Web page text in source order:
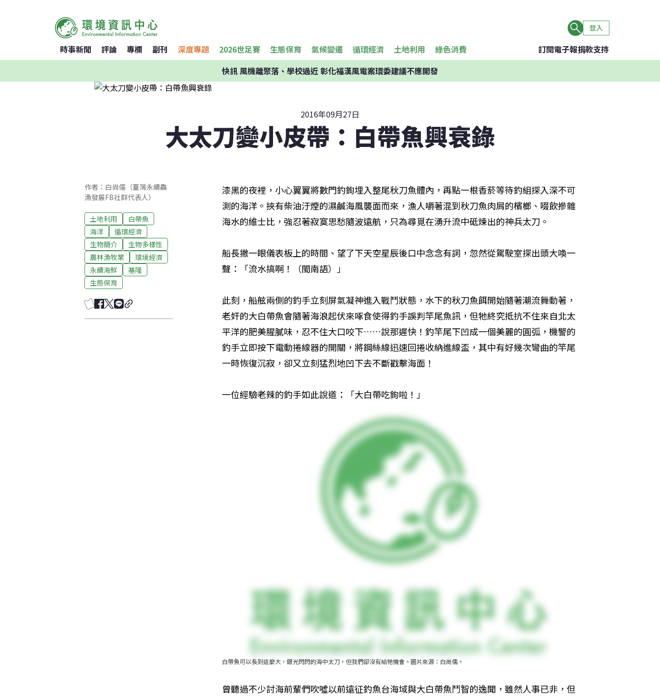
登入
時事新聞 評論 專欄 副刊 深度專題 2026世足賽 生態保育 氣候變遷 循環經濟 土地利用 綠色消費 訂閱電子報捐款支持
快訊風機離聚落、學校過近 彰化福漢風電案環委建議不應開發
2016年09月27日
大太刀變小皮帶：白帶魚興衰錄
作者：白尚儒（臺灣永續鱻
漁發展FB社群代表人）
土地利用
白帶魚
海洋
循環經濟
生物簡介
生物多樣性
農林漁牧業
環境經濟
永續海鮮
基隆
生態保育
漆黑的夜裡，小心翼翼將數門釣鉤埋入整尾秋刀魚體內，再點一根香菸等待釣組探入深不可
測的海洋。挾有柴油汙煙的濕鹹海風襲面而來，漁人嚼著混到秋刀魚肉屑的檳榔、啜飲摻雜
海水的維士比，強忍著寂寞思愁隨波遠航，只為尋覓在湧升流中砥煉出的神兵太刀。
船長撇一眼儀表板上的時間、望了下天空星辰後口中念念有詞，忽然從駕駛室探出頭大喚一
聲：「流水搞啊！（閩南語）」
此刻，船舷兩側的釣手立刻屏氣凝神進入戰鬥狀態，水下的秋刀魚餌開始隨著潮流舞動著，
老奸的大白帶魚會隨著海浪起伏來啄食使得釣手誤判竿尾魚訊，但牠終究抵抗不住來自北太
平洋的肥美腥膩味，忍不住大口咬下……說那遲快！釣竿尾下凹成一個美麗的圓弧，機警的
釣手立即按下電動捲線器的開關，將鋼絲線迅速回捲收納進線盃，其中有好幾次彎曲的竿尾
一時恢復沉寂，卻又立刻猛烈地凹下去不斷戳擊海面！
一位經驗老辣的釣手如此說道：「大白帶吃鉤啦！」
白帶魚可以長到這麼大，銀光閃閃的海中太刀，但我們卻沒有給牠機會。圖片來源：白尚儒。
曾聽過不少討海前輩們吹噓以前遠征釣魚台海域與大白帶魚鬥智的逸聞，雖然人事已非，但